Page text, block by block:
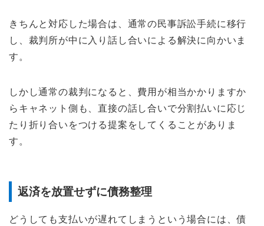
きちんと対応した場合は、通常の民事訴訟手続に移行
し、裁判所が中に入り話し合いによる解決に向かいま
す。
しかし通常の裁判になると、費用が相当かかりますか
らキャネット側も、直接の話し合いで分割払いに応じ
たり折り合いをつける提案をしてくることがありま
す。
返済を放置せずに債務整理
どうしても支払いが遅れてしまうという場合には、債